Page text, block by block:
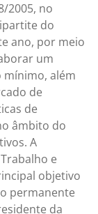
2005, no
do
ano, por meio
um
além
de
de
âmbito do
A
e
objetivo
permanente
da